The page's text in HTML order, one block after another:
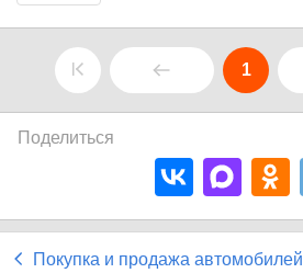
1
Поделиться
Покупка и продажа автомобилей